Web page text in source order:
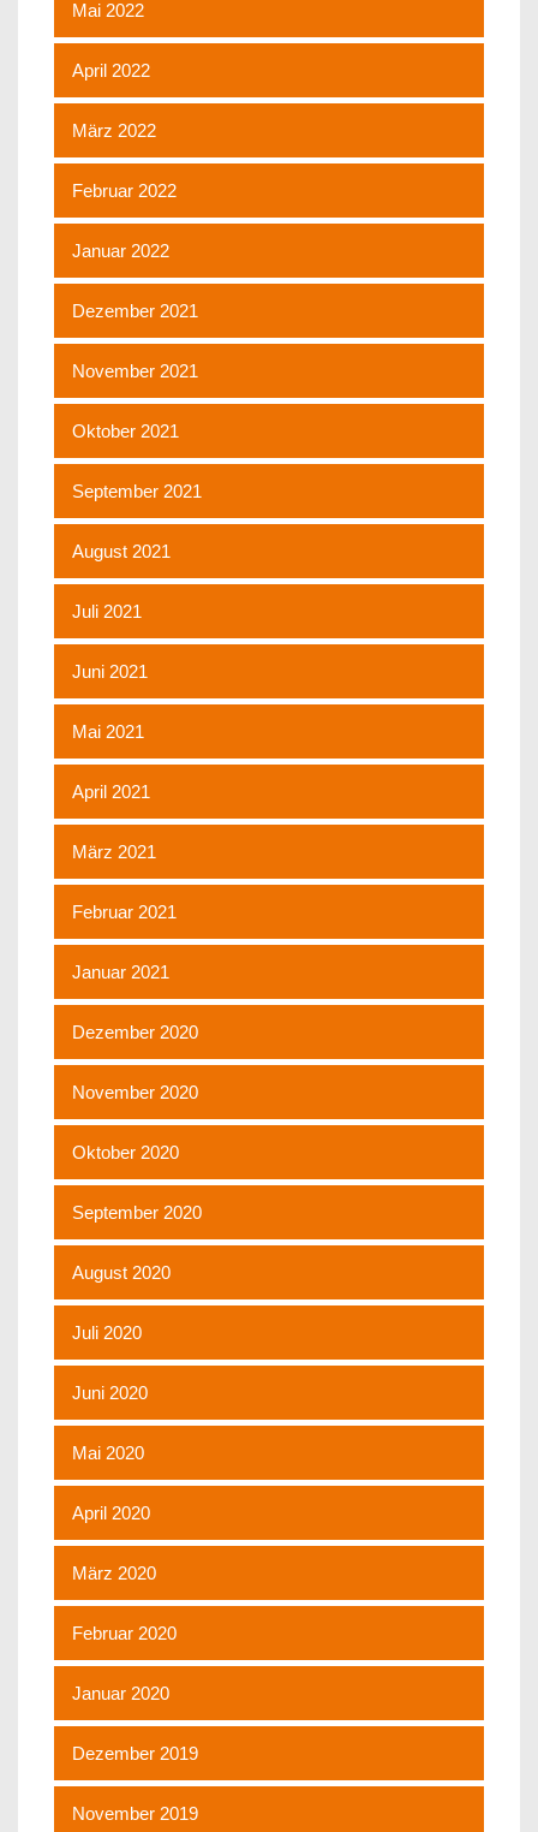
Mai 2022
April 2022
März 2022
Februar 2022
Januar 2022
Dezember 2021
November 2021
Oktober 2021
September 2021
August 2021
Juli 2021
Juni 2021
Mai 2021
April 2021
März 2021
Februar 2021
Januar 2021
Dezember 2020
November 2020
Oktober 2020
September 2020
August 2020
Juli 2020
Juni 2020
Mai 2020
April 2020
März 2020
Februar 2020
Januar 2020
Dezember 2019
November 2019